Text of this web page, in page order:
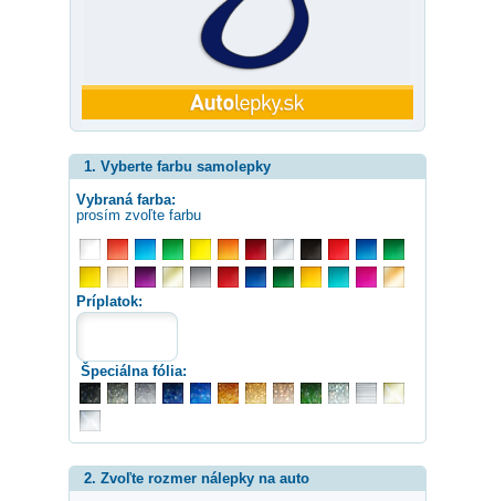
1. Vyberte farbu samolepky
Vybraná farba:
prosím zvoľte farbu
Príplatok:
Špeciálna fólia:
2. Zvoľte rozmer nálepky na auto